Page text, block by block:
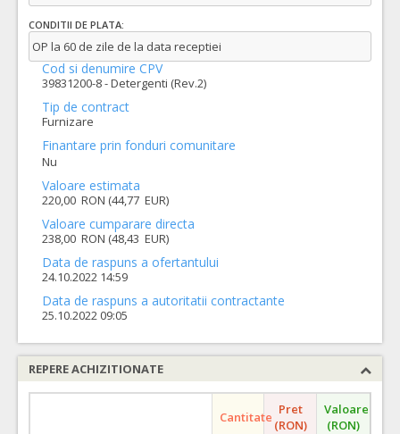
CONDITII DE PLATA:
OP la 60 de zile de la data receptiei
Cod si denumire CPV
39831200-8 - Detergenti (Rev.2)
Tip de contract
Furnizare
Finantare prin fonduri comunitare
Nu
Valoare estimata
220,00 RON (44,77 EUR)
Valoare cumparare directa
238,00 RON (48,43 EUR)
Data de raspuns a ofertantului
24.10.2022 14:59
Data de raspuns a autoritatii contractante
25.10.2022 09:05
REPERE ACHIZITIONATE
Cantitate Pret
(RON)
Valoare
(RON)